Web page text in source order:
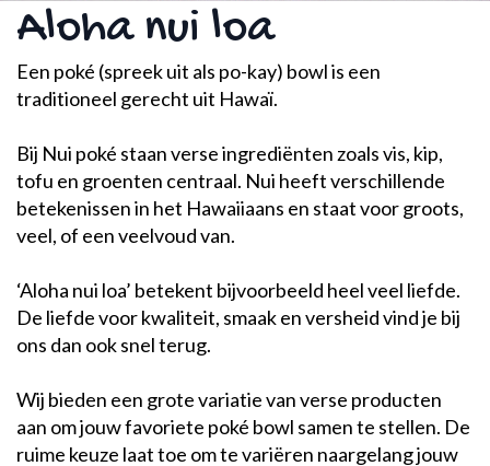
Aloha nui loa
Een poké (spreek uit als po-kay) bowl is een
traditioneel gerecht uit Hawaï.
Bij Nui poké staan verse ingrediënten zoals vis, kip,
tofu en groenten centraal. Nui heeft verschillende
betekenissen in het Hawaiiaans en staat voor groots,
veel, of een veelvoud van.
‘Aloha nui loa’ betekent bijvoorbeeld heel veel liefde.
De liefde voor kwaliteit, smaak en versheid vind je bij
ons dan ook snel terug.
Wij bieden een grote variatie van verse producten
aan om jouw favoriete poké bowl samen te stellen. De
ruime keuze laat toe om te variëren naargelang jouw